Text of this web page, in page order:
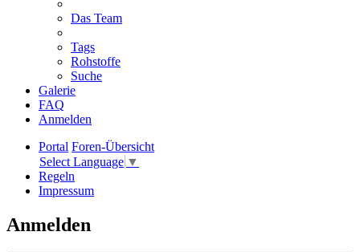
Das Team
Tags
Rohstoffe
Suche
Galerie
FAQ
Anmelden
Portal Foren-Übersicht
Select Language ▼
Regeln
Impressum
Anmelden